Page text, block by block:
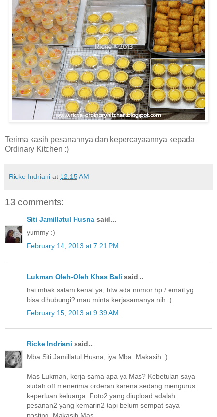
Terima kasih pesanannya dan kepercayaannya kepada
Ordinary Kitchen :)
Ricke Indriani at 12:15 AM
13 comments:
Siti Jamillatul Husna said...
yummy :)
February 14, 2013 at 7:21 PM
Lukman Oleh-Oleh Khas Bali said...
hai mbak salam kenal ya, btw ada nomor hp / email yg
bisa dihubungi? mau minta kerjasamanya nih :)
February 15, 2013 at 9:39 AM
Ricke Indriani said...
Mba Siti Jamillatul Husna, iya Mba. Makasih :)
Mas Lukman, kerja sama apa ya Mas? Kebetulan saya
sudah off menerima orderan karena sedang mengurus
keperluan keluarga. Foto2 yang diupload adalah
pesanan2 yang kemarin2 tapi belum sempat saya
posting. Makasih Mas.